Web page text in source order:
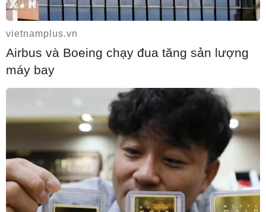
vietnamplus.vn
Airbus và Boeing chạy đua tăng sản lượng
máy bay